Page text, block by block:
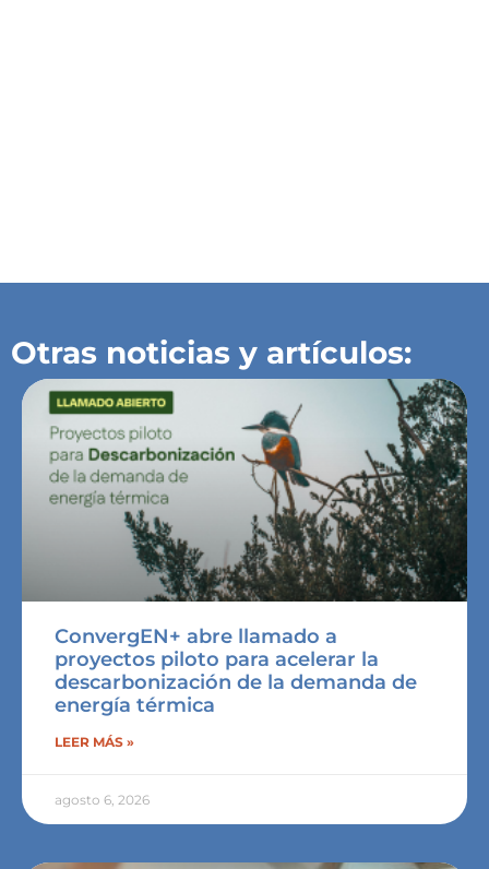
Otras noticias y artículos:
ConvergEN+ abre llamado a
proyectos piloto para acelerar la
descarbonización de la demanda de
energía térmica
LEER MÁS »
agosto 6, 2026